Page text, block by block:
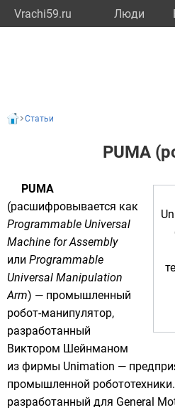
Vrachi59.ru Люди
Статьи
PUMA
PUMA
(расшифровывается как
Programmable Universal
Machine for Assembly
или Programmable
Universal Manipulation
Arm) — промышленный
робот-манипулятор,
разработанный
Виктором Шейнманом
из фирмы Unimation —
промышленной
разработанный для General